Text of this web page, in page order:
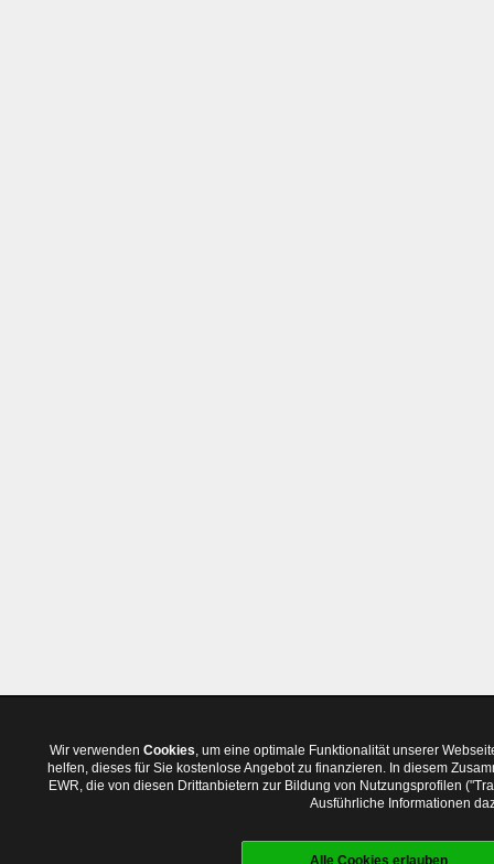
Wir verwenden Cookies, um eine optimale Funktionalität unserer
helfen, dieses für Sie kostenlose Angebot zu finanzieren. In diesem
EWR, die von diesen Drittanbietern zur Bildung von Nutzungsprofilen
Ausführliche Informationen
Alle Cookies erlauben